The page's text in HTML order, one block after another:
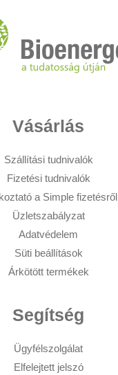
Vásárlás
Szállítási tudnivalók
Fizetési tudnivalók
a Simple fizetésről
Üzletszabályzat
Adatvédelem
Süti beállítások
Árkötött termékek
Segítség
Ügyfélszolgálat
Elfelejtett jelszó